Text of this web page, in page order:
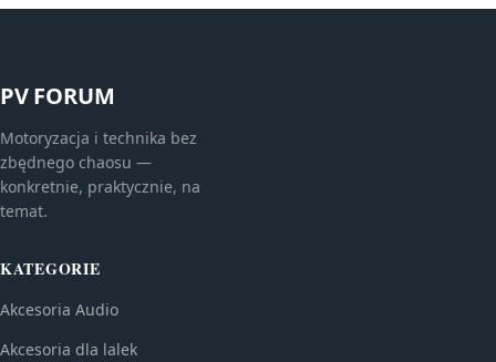
PV FORUM
Motoryzacja i technika bez
zbędnego chaosu —
konkretnie, praktycznie, na
temat.
KATEGORIE
Akcesoria Audio
Akcesoria dla lalek